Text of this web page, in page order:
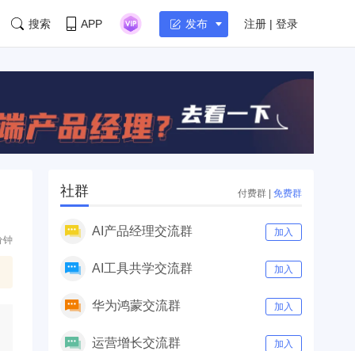
搜索 APP 发布 注册 | 登录
钟
社群 付费群 | 免费群
AI产品经理交流群 加入
AI工具共学交流群 加入
华为鸿蒙交流群 加入
运营增长交流群 加入